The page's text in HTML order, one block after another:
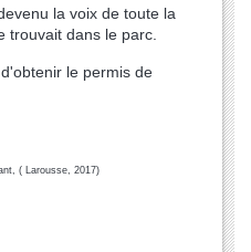
la voix de toute la
trouvait dans le parc.
le permis de
( Larousse, 2017)